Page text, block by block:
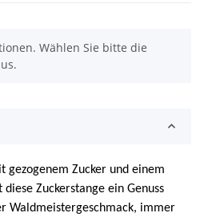
Wählen Sie bitte die
gezogenem Zucker und einem
Zuckerstange ein Genuss
Waldmeistergeschmack, immer